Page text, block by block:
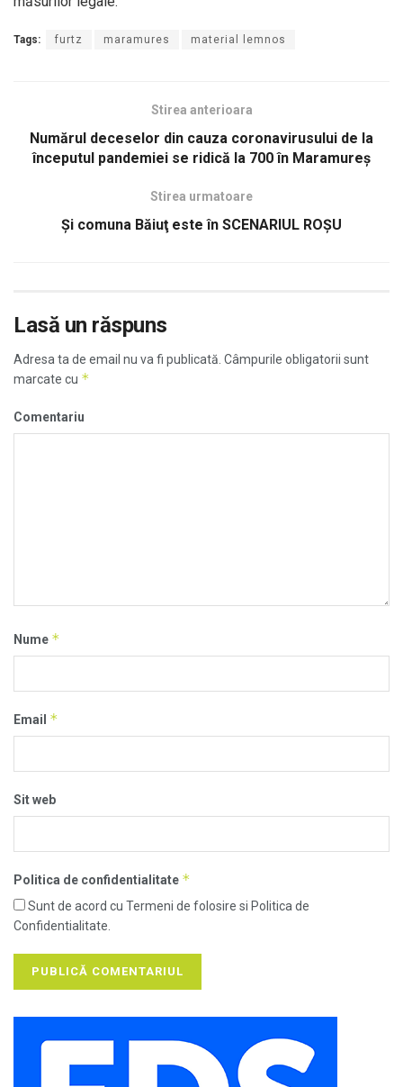
Tags: furtz maramures material lemnos
Stirea anterioara
Numărul deceselor din cauza coronavirusului de la
începutul pandemiei se ridică la 700 în Maramureş
Stirea urmatoare
Şi comuna Băiuţ este în SCENARIUL ROŞU
Lasă un răspuns
Adresa ta de email nu va fi publicată. Câmpurile obligatorii sunt
marcate cu *
Comentariu
Nume *
Email *
Sit web
Politica de confidentialitate *
Sunt de acord cu Termeni de folosire si Politica de
Confidentialitate.